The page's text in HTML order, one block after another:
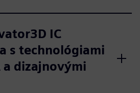
IC
s technológiami
a dizajnovými